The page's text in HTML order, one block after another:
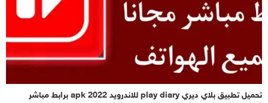
تحميل تطبيق بلاي ديري play diary للاندرويد 2022 apk برابط مباشر